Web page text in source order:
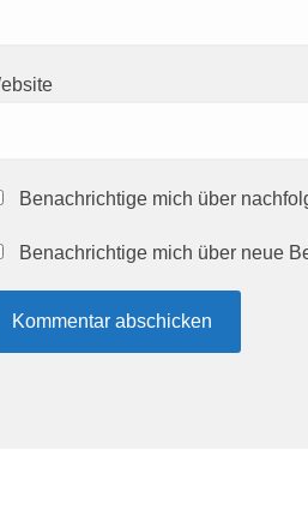
Benachrichtige mich über
Benachrichtige mich über neue